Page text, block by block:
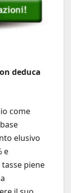
deduca
come
elusivo
e
piene